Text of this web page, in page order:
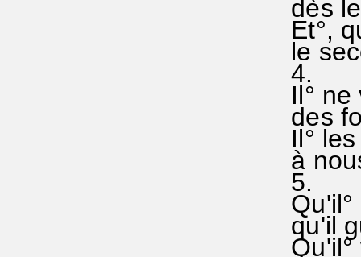
dès
Et°,
le
4.
Il° ne
des
Il°
à
5.
qu'il